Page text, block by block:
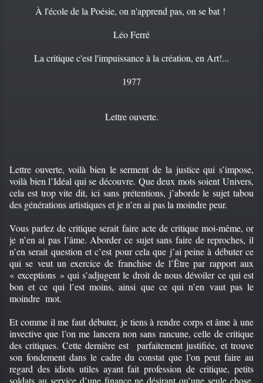
À l'école de la Poésie, on n'apprend pas, on se bat !
Léo Ferré
La critique c'est l'impuissance à la création, en Art!...
1977
Lettre ouverte.
Lettre ouverte, voilà bien le serment de la justice qui s’impose,
voilà bien l’Idéal qui se découvre. Que deux mots soient Univers,
cela est trop vite dit, ici sans prétentions, j’aborde le sujet tabou
des générations artistiques et je n’en ai pas la moindre peur.
Vous parlez de critique serait faire acte de critique moi-même, or
je n’en ai pas l’âme. Aborder ce sujet sans faire de reproches, il
n’en serait question et c’est pour cela que j’ai peine à débuter ce
qui se veut un exercice de franchise de l’Être par rapport aux
« exceptions » qui s’adjugent le droit de nous dévoiler ce qui est
bon et ce qui l’est moins, ainsi que ce qui n’en vaut pas le
moindre mot.
Et comme il me faut débuter, je tiens à rendre corps et âme à une
invective que l’on me lancera non sans rancune, celle de critique
des critiques. Cette dernière est parfaitement justifiée, et trouve
son fondement dans le cadre du constat que l’on peut faire au
regard des idiots utiles ayant fait profession de critique, petits
soldats au service d’une finance ne désirant qu’une seule chose,